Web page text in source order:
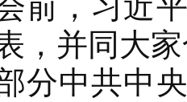
，并同大
中共中央